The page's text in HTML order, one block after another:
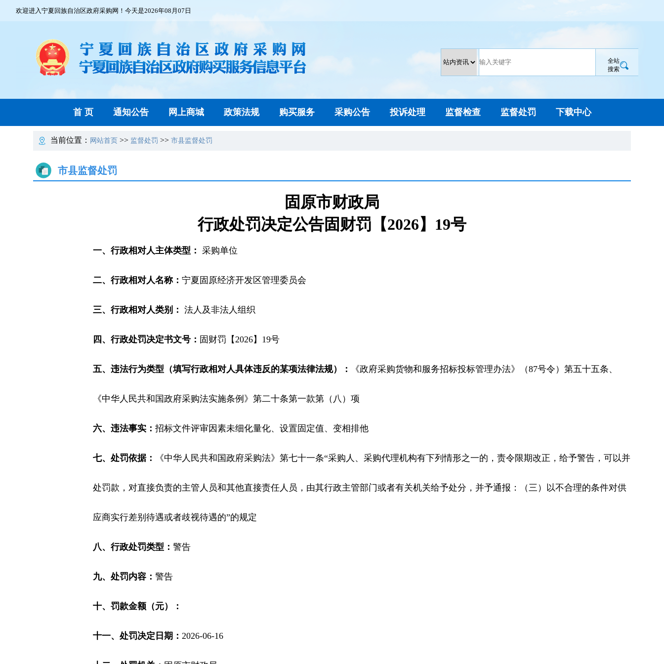
欢迎进入宁夏回族自治区政府采购网！今天是2026年08月07日
全站
搜索
首 页 通知公告 网上商城 政策法规 购买服务 采购公告 投诉处理 监督检查 监督处罚 下载中心
当前位置： 网站首页 >> 监督处罚 >> 市县监督处罚
市县监督处罚
固原市财政局
行政处罚决定公告固财罚【2026】19号
一、行政相对人主体类型： 采购单位
二、行政相对人名称： 宁夏固原经济开发区管理委员会
三、行政相对人类别： 法人及非法人组织
四、行政处罚决定书文号： 固财罚【2026】19号
五、违法行为类型（填写行政相对人具体违反的某项法律法规）： 《政府采购货物和服务招标投标管理办法》（87号令）第五十五条、
《中华人民共和国政府采购法实施条例》第二十条第一款第（八）项
六、违法事实： 招标文件评审因素未细化量化、设置固定值、变相排他
七、处罚依据： 《中华人民共和国政府采购法》第七十一条“采购人、采购代理机构有下列情形之一的，责令限期改正，给予警告，可以并
处罚款，对直接负责的主管人员和其他直接责任人员，由其行政主管部门或者有关机关给予处分，并予通报：（三）以不合理的条件对供
应商实行差别待遇或者歧视待遇的”的规定
八、行政处罚类型： 警告
九、处罚内容： 警告
十、罚款金额（元）：
十一、处罚决定日期： 2026-06-16